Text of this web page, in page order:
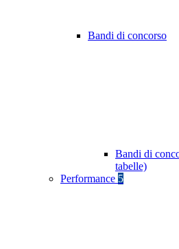
Bandi di concorso
Bandi di
tabelle)
Performance 5